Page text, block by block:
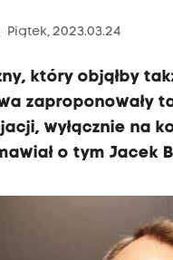
Piątek, 2023.03.24
który objąłby
zaproponowały
wyłącznie na
o tym Jacek